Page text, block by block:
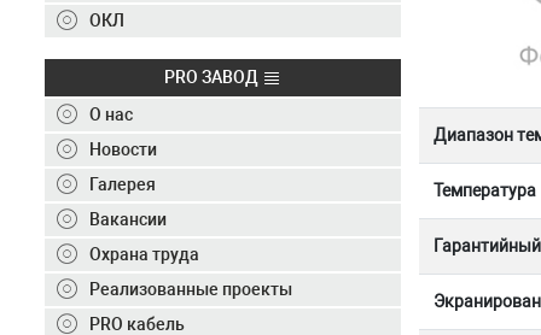
+7 (495) 150-40-20
Отправить заявку
+7 (495) 150-40-20
ОКЛ
PRO ЗАВОД
О нас
Новости
Галерея
Вакансии
Охрана труда
Реализованные проекты
PRO кабель
Диапазон